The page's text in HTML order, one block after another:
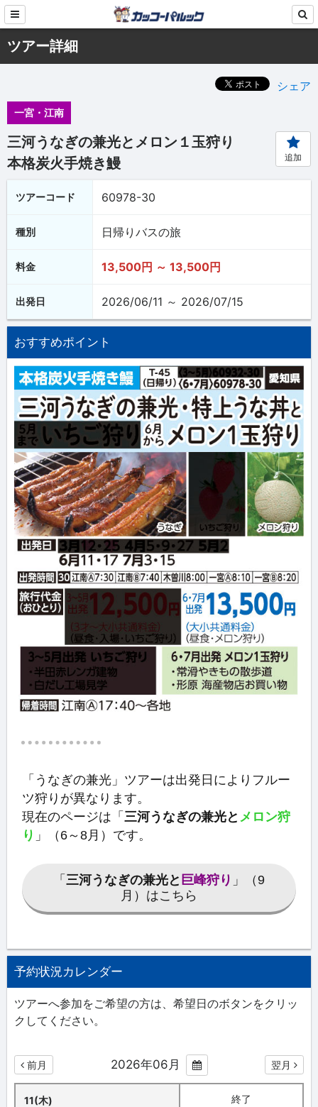
ツアー詳細
シェア
一宮・江南
三河うなぎの兼光とメロン１玉狩り
本格炭火手焼き鰻
追加
ツアーコード 60978-30
種別 日帰りバスの旅
料金 13,500円 ～ 13,500円
出発日 2026/06/11 ～ 2026/07/15
おすすめポイント
「うなぎの兼光」ツアーは出発日によりフルー
ツ狩りが異なります。
現在のページは「 三河うなぎの兼光と メロン狩
り 」（6～8月）です。
「 三河うなぎの兼光と 巨峰狩り 」（9
月）はこちら
予約状況カレンダー
ツアーへ参加をご希望の方は、希望日のボタンをクリッ
クしてください。
前月 2026年06月 翌月
11(木) 終了